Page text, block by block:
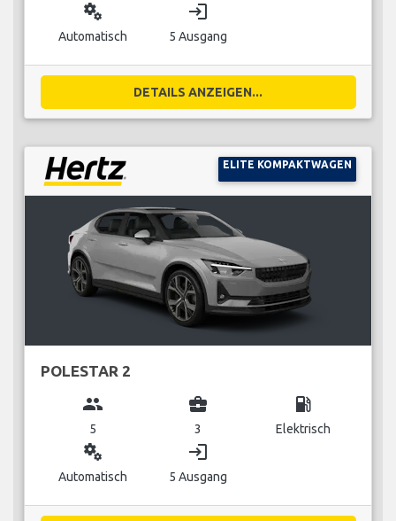
miscellaneous_services
Automatisch
login
5 Ausgang
DETAILS ANZEIGEN...
ELITE KOMPAKTWAGEN
POLESTAR 2
group
5
business_center
3
local_gas_station
Elektrisch
miscellaneous_services
Automatisch
login
5 Ausgang